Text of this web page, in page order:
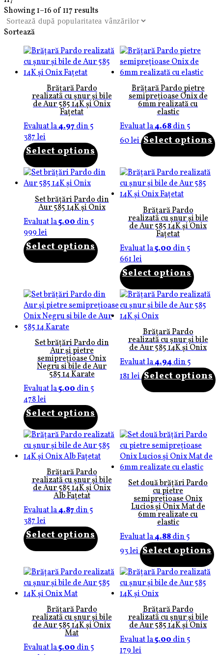
Showing 1–16 of 117 results
Sortează
Brățară Pardo
realizată cu șnur și bile
de Aur 585 14K și Onix
Fațetat
Evaluat la4.97din 5
387lei
Select options
Brățară Pardo pietre
semiprețioase Onix de
6mm realizată cu
elastic
Evaluat la4.68din 5
60lei Select options
Set brățări Pardo din
Aur 585 14K și Onix
Evaluat la5.00din 5
999lei
Select options
Brățară Pardo
realizată cu șnur și bile
de Aur 585 14K și Onix
Fațetat
Evaluat la5.00din 5
661lei
Select options
Set brățări Pardo din
Aur și pietre
semiprețioase Onix
Negru si bile de Aur
585 14 Karate
Evaluat la5.00din 5
478lei
Select options
Brățară Pardo
realizată cu șnur și bile
de Aur 585 14K și Onix
Evaluat la4.94din 5
181lei Select options
Brățară Pardo
realizată cu șnur și bile
de Aur 585 14K și Onix
Alb Fațetat
Evaluat la4.87din 5
387lei
Select options
Set două brățări Pardo
cu pietre
semiprețioase Onix
Lucios și Onix Mat de
6mm realizate cu
elastic
Evaluat la4.88din 5
93lei Select options
Brățară Pardo
realizată cu șnur și bile
de Aur 585 14K și Onix
Mat
Evaluat la5.00din 5
Brățară Pardo
realizată cu șnur și bile
de Aur 585 14K și Onix
Evaluat la5.00din 5
179lei